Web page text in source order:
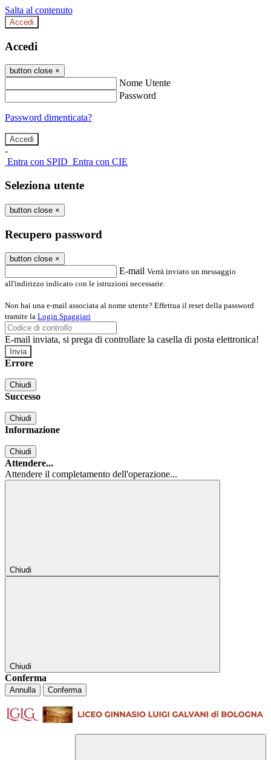
Salta al contenuto
Accedi
Accedi
button close ×
Nome Utente
Password
Password dimenticata?
-
Entra con SPID Entra con CIE
Seleziona utente
button close ×
Recupero password
button close ×
E-mail Verrà inviato un messaggio
all'indirizzo indicato con le istruzioni necessarie.
Non hai una e-mail associata al nome utente? Effettua il reset della password
tramite la Login Spaggiari
E-mail inviata, si prega di controllare la casella di posta elettronica!
Errore
Chiudi
Successo
Chiudi
Informazione
Chiudi
Attendere...
Attendere il completamento dell'operazione...
Chiudi
Chiudi
Conferma
Annulla Conferma